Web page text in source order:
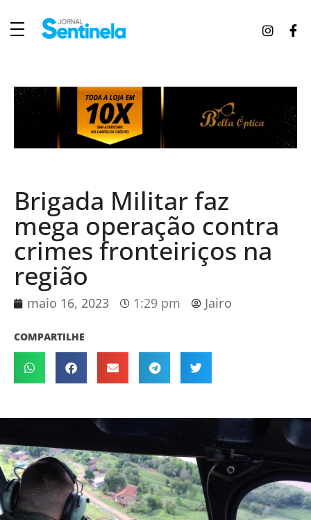
Brigada Militar faz
mega operação contra
crimes fronteiriços na
região
maio 16, 2023 1:29 pm Jairo
COMPARTILHE